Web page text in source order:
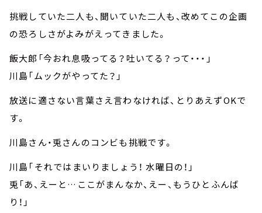
挑戦していた二人も、聞いていた二人も、改めてこの企画
の恐ろしさがよみがえってきました。
飯大郎「今おれ息吸ってる？吐いてる？って・・・」
川島「ムックがやってた？」
放送に適さない言葉さえ言わなければ、とりあえずOKで
す。
川島さん・兎さんのコンビも挑戦です。
川島「――それではまいりましょう！ 水曜日の！」
兎「あ、えーと…ここがまんなか、えー、もうひとふんば
り！」